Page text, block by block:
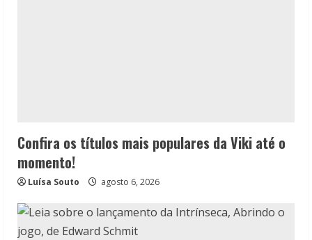
Confira os títulos mais populares da Viki até o
momento!
Luísa Souto agosto 6, 2026